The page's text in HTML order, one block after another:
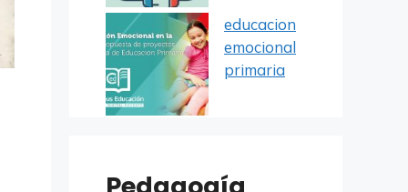
educacion
emocional
primaria